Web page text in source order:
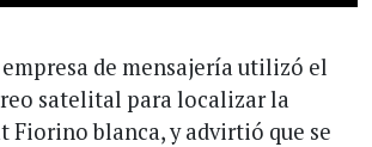
de mensajería utilizó el
satelital para localizar la
Fiorino blanca, y advirtió que se